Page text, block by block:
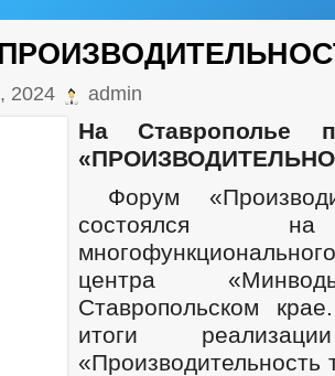
2024 admin
На Ставрополье
Форум
состоялся
центра
Ставропольском
итоги
«Производительность